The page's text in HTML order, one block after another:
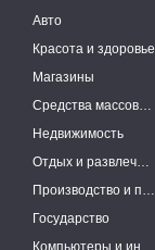
Авто
Красота и здоровье
Магазины
Средства массовой информации
Недвижимость
Отдых и развлечения
Производство и поставки
Государство